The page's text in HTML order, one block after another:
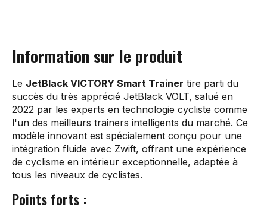
Information sur le produit
Le JetBlack VICTORY Smart Trainer tire parti du
succès du très apprécié JetBlack VOLT, salué en
2022 par les experts en technologie cycliste comme
l'un des meilleurs trainers intelligents du marché. Ce
modèle innovant est spécialement conçu pour une
intégration fluide avec Zwift, offrant une expérience
de cyclisme en intérieur exceptionnelle, adaptée à
tous les niveaux de cyclistes.
Points forts :